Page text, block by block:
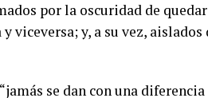
por la oscuridad de
viceversa; y, a su vez,
se dan con una diferencia